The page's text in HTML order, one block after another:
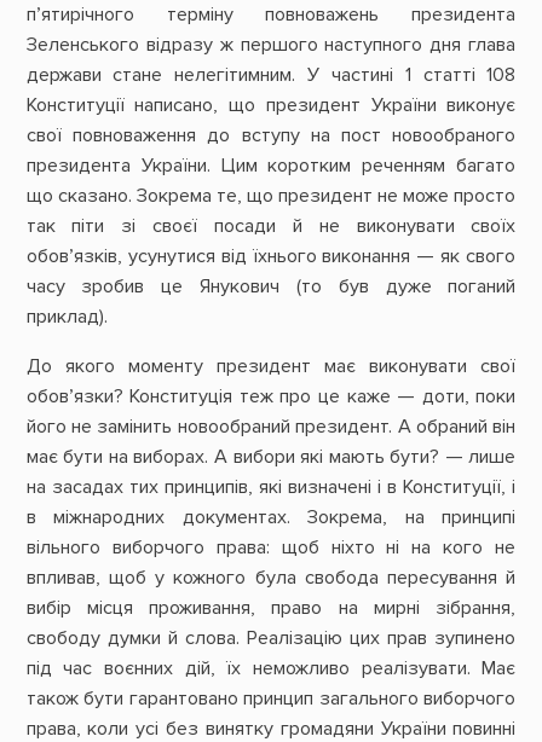
п’ятирічного терміну повноважень президента
Зеленського відразу ж першого наступного дня глава
держави стане нелегітимним. У частині 1 статті 108
Конституції написано, що президент України виконує
свої повноваження до вступу на пост новообраного
президента України. Цим коротким реченням багато
що сказано. Зокрема те, що президент не може просто
так піти зі своєї посади й не виконувати своїх
обов’язків, усунутися від їхнього виконання — як свого
часу зробив це Янукович (то був дуже поганий
приклад).
До якого моменту президент має виконувати свої
обов’язки? Конституція теж про це каже — доти, поки
його не замінить новообраний президент. А обраний він
має бути на виборах. А вибори які мають бути? — лише
на засадах тих принципів, які визначені і в Конституції, і
в міжнародних документах. Зокрема, на принципі
вільного виборчого права: щоб ніхто ні на кого не
впливав, щоб у кожного була свобода пересування й
вибір місця проживання, право на мирні зібрання,
свободу думки й слова. Реалізацію цих прав зупинено
під час воєнних дій, їх неможливо реалізувати. Має
також бути гарантовано принцип загального виборчого
права, коли усі без винятку громадяни України повинні